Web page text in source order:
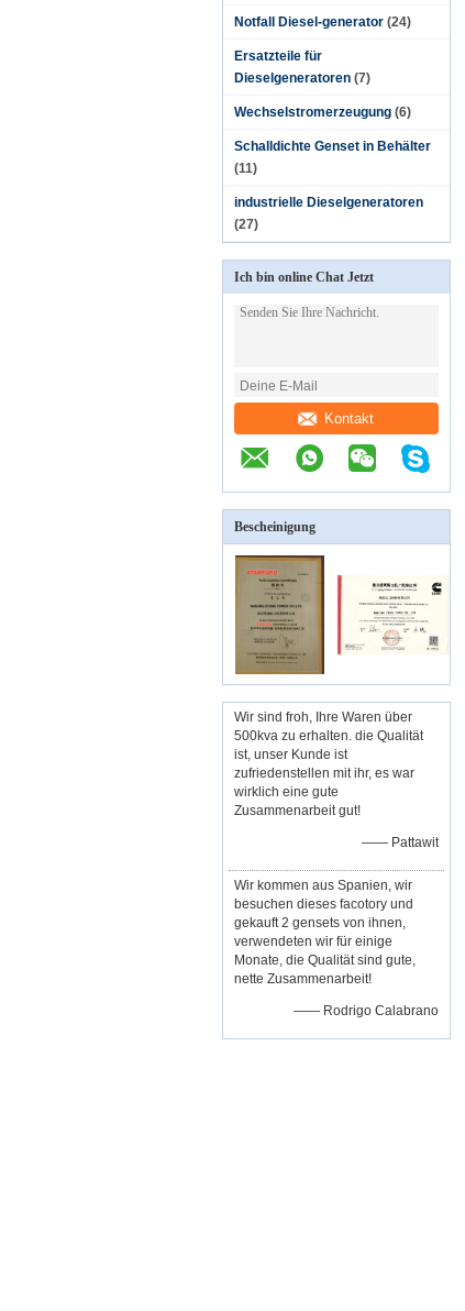
Notfall Diesel-generator (24)
Ersatzteile für
Dieselgeneratoren (7)
Wechselstromerzeugung (6)
Schalldichte Genset in Behälter
(11)
industrielle Dieselgeneratoren
(27)
Ich bin online Chat Jetzt
Kontakt
Bescheinigung
Wir sind froh, Ihre Waren über
500kva zu erhalten. die Qualität
ist, unser Kunde ist
zufriedenstellen mit ihr, es war
wirklich eine gute
Zusammenarbeit gut!
—— Pattawit
Wir kommen aus Spanien, wir
besuchen dieses facotory und
gekauft 2 gensets von ihnen,
verwendeten wir für einige
Monate, die Qualität sind gute,
nette Zusammenarbeit!
—— Rodrigo Calabrano